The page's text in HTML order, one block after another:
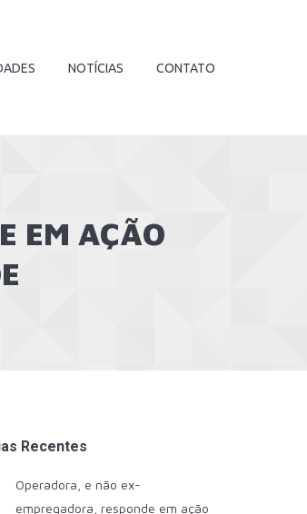
NOTÍCIAS CONTATO
EM AÇÃO
Recentes
Operadora, e não ex-
empregadora, responde em ação